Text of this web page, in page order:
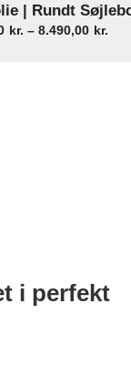
Options
| Rundt
kr. – 8.490,00 kr.
i perfekt